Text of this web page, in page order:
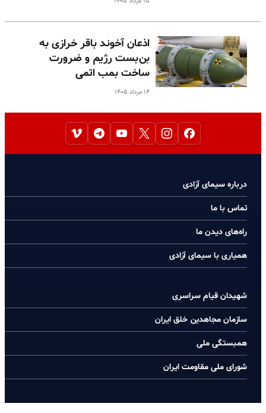
اذعان آخوند باقر خرازی به
بن‌بست رژیم و ضرورت
ساخت بمب اتمی
۱۴ مرداد ۱۴۰۵
درباره سیمای آزادی
تماس با ما
راه‌های دیدن ما
همیاری با سیمای آزادی
شهیدان قیام سراسری
سازمان مجاهدین خلق ایران
همبستگی ملی
شورای ملی مقاومت ایران